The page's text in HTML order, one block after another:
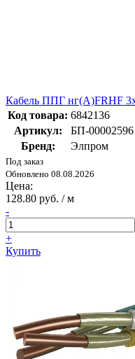
Кабель ППГ нг(А)FRHF
Код товара: 6842136
Артикул:
БП-00002596
Бренд:
Элпром
Под заказ
Обновлено 08.08.2026
Цена:
128.80 руб. / м
-
+
Купить